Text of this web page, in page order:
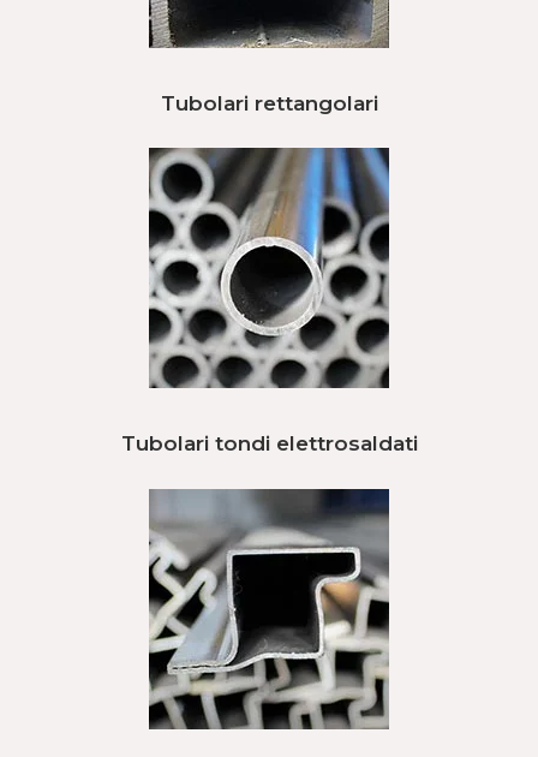
Tubolari rettangolari
Tubolari tondi elettrosaldati